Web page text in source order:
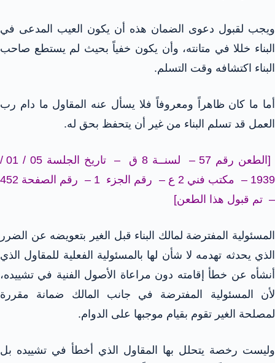
ويجب لقبول دعوى الضمان هذه أن يكون العيب المدعى في
البناء خللا في متانته، وأن يكون خفياً بحيث لم يستطع صاحب
البناء اكتشافه وقت التسلم.
أما ما كان ظاهراً ومعروفاً فلا يسأل عنه المقاول ما دام رب
العمل قد تسلم البناء من غير أن يتحفظ بحق له.
[الطعن رقم 57 – لسنــة 8 ق – تاريخ الجلسة 05 / 01 /
1939 – مكتب فني 2 ع – رقم الجزء 1 – رقم الصفحة 452
– تم قبول هذا الطعن]
المسئولية المفترضة لمالك البناء قبل الغير بتعويضه عن الضرر
الذي يحدثه تهدمه لا شأن لها بالمسئولية الفعلية للمقاول الذي
أنشأه عن خطأ إقامته دون مراعاة الأصول الفنية في تشييده،
لأن المسئولية المفترضة في جانب المالك ضمانة مقررة
لمصلحة الغير تقوم بقيام موجبها على الدوام.
وليست رخصة يتحلل بها المقاول الذي أخطأ في تشييده بل